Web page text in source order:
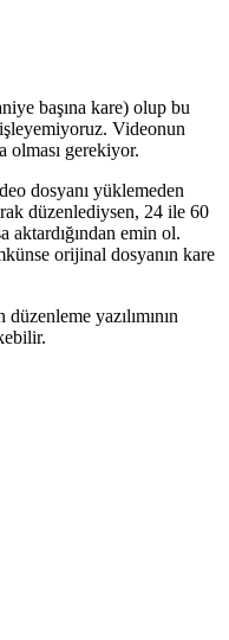
başına kare) olup bu
işleyemiyoruz. Videonun
olması gerekiyor.
dosyanı yüklemeden
düzenlediysen, 24 ile 60
aktardığından emin ol.
orijinal dosyanın kare
yazılımının